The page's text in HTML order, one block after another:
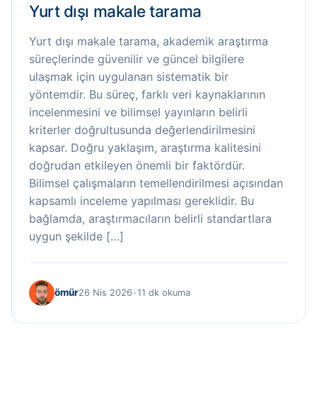
Yurt dışı makale tarama
Yurt dışı makale tarama, akademik araştırma
süreçlerinde güvenilir ve güncel bilgilere
ulaşmak için uygulanan sistematik bir
yöntemdir. Bu süreç, farklı veri kaynaklarının
incelenmesini ve bilimsel yayınların belirli
kriterler doğrultusunda değerlendirilmesini
kapsar. Doğru yaklaşım, araştırma kalitesini
doğrudan etkileyen önemli bir faktördür.
Bilimsel çalışmaların temellendirilmesi açısından
kapsamlı inceleme yapılması gereklidir. Bu
bağlamda, araştırmacıların belirli standartlara
uygun şekilde […]
ömür26 Nis 2026 •11 dk okuma